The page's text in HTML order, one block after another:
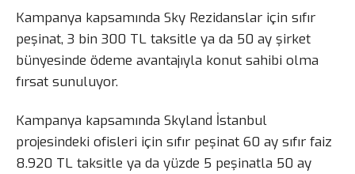
Kampanya kapsamında Sky Rezidanslar için sıfır
peşinat, 3 bin 300 TL taksitle ya da 50 ay şirket
bünyesinde ödeme avantajıyla konut sahibi olma
fırsat sunuluyor.
Kampanya kapsamında Skyland İstanbul
projesindeki ofisleri için sıfır peşinat 60 ay sıfır faiz
8.920 TL taksitle ya da yüzde 5 peşinatla 50 ay